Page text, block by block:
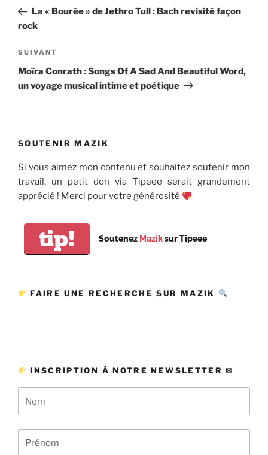
l’article
précédent
La « Bourée » de Jethro Tull : Bach revisité façon
rock
Article
suivant
SUIVANT
Moïra Conrath : Songs Of A Sad And Beautiful Word,
un voyage musical intime et poétique
SOUTENIR MAZIK
Si vous aimez mon contenu et souhaitez soutenir mon
travail, un petit don via Tipeee serait grandement
apprécié ! Merci pour votre générosité
tip! Soutenez Maziksur Tipeee
FAIRE UNE RECHERCHE SUR MAZIK
INSCRIPTION À NOTRE NEWSLETTER ✉